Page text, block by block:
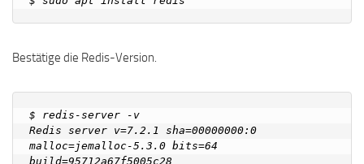
Bestätige die Redis-Version.
$ redis-server -v
Redis server v=7.2.1 sha=00000000:0
malloc=jemalloc-5.3.0 bits=64